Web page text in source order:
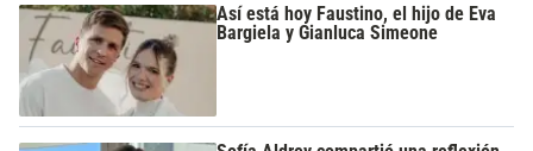
Así está hoy Faustino, el hijo de Eva
Bargiela y Gianluca Simeone